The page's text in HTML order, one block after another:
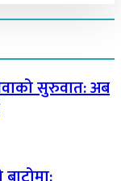
सुरुवात: अब